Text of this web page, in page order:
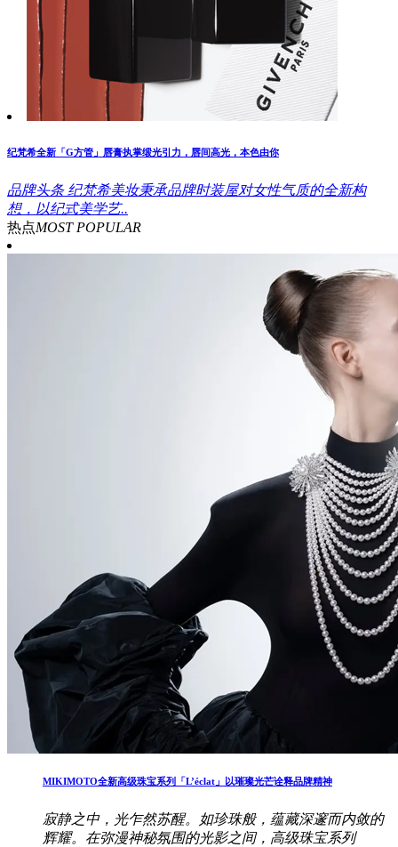
纪梵希全新「G方管」唇膏执掌缎光引力，唇间高光，本色由你
品牌头条 纪梵希美妆秉承品牌时装屋对女性气质的全新构
想，以纪式美学艺..
热点MOST POPULAR
MIKIMOTO全新高级珠宝系列「L’éclat」以璀璨光芒诠释品牌精神
寂静之中，光乍然苏醒。如珍珠般，蕴藏深邃而内敛的
辉耀。在弥漫神秘氛围的光影之间，高级珠宝系列